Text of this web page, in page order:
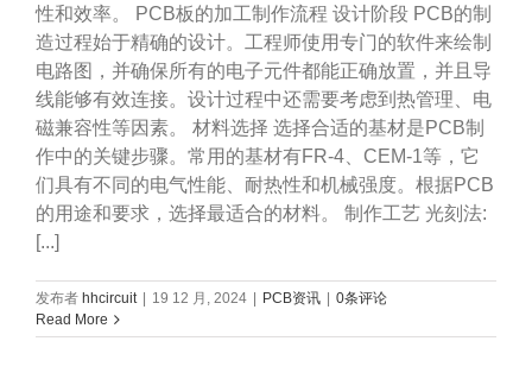
性和效率。 PCB板的加工制作流程 设计阶段 PCB的制
造过程始于精确的设计。工程师使用专门的软件来绘制
电路图，并确保所有的电子元件都能正确放置，并且导
线能够有效连接。设计过程中还需要考虑到热管理、电
磁兼容性等因素。 材料选择 选择合适的基材是PCB制
作中的关键步骤。常用的基材有FR-4、CEM-1等，它
们具有不同的电气性能、耐热性和机械强度。根据PCB
的用途和要求，选择最适合的材料。 制作工艺 光刻法:
[...]
发布者 hhcircuit 19 12 月, 2024 PCB资讯
0条评论
Read More